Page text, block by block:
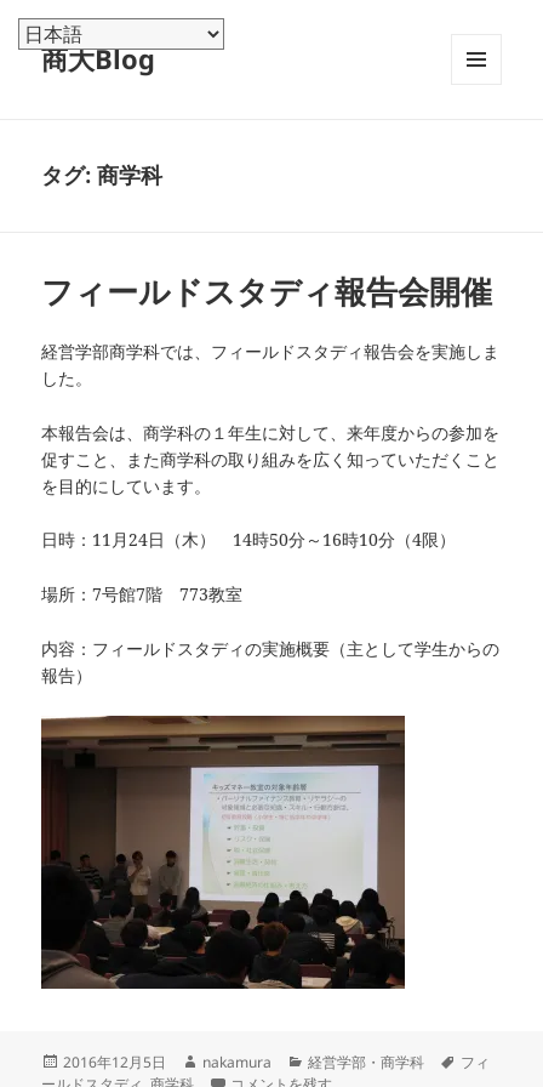
商大Blog
タグ:商学科
フィールドスタディ報告会開催
経営学部商学科では、フィールドスタディ報告会を実施しま
した。
本報告会は、商学科の１年生に対して、来年度からの参加を
促すこと、また商学科の取り組みを広く知っていただくこと
を目的にしています。
日時：11月24日（木） 14時50分～16時10分（4限）
場所：7号館7階 773教室
内容：フィールドスタディの実施概要（主として学生からの
報告）
投
稿
2016年12月5日
作
成
nakamura
カ
テ
経営学部・商学科
タ
フィ
フィールドスタディ報告会開催 に